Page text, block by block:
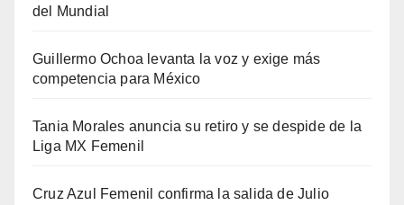
del Mundial
Guillermo Ochoa levanta la voz y exige más
competencia para México
Tania Morales anuncia su retiro y se despide de la
Liga MX Femenil
Cruz Azul Femenil confirma la salida de Julio